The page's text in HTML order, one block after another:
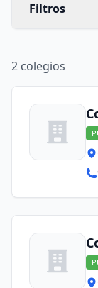
Filtros
2 colegios